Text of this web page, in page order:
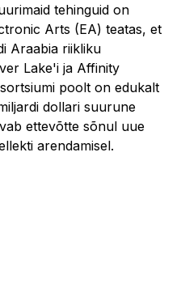
tehinguid on
Arts (EA) teatas, et
Araabia riikliku
Lake'i ja Affinity
poolt on edukalt
dollari suurune
ettevõtte sõnul uue
arendamisel.